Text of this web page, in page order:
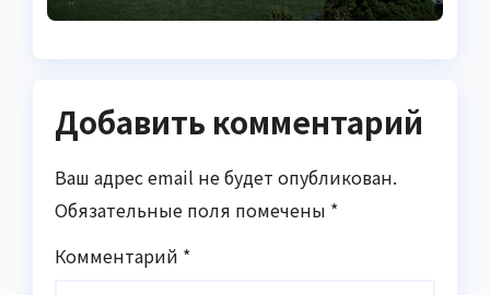
Добавить комментарий
Ваш адрес email не будет опубликован.
Обязательные поля помечены *
Комментарий *